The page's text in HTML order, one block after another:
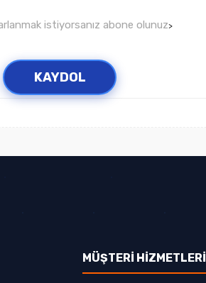
istiyorsanız abone olunuz>
KAYDOL
MÜŞTERİ HİZMETLERİ